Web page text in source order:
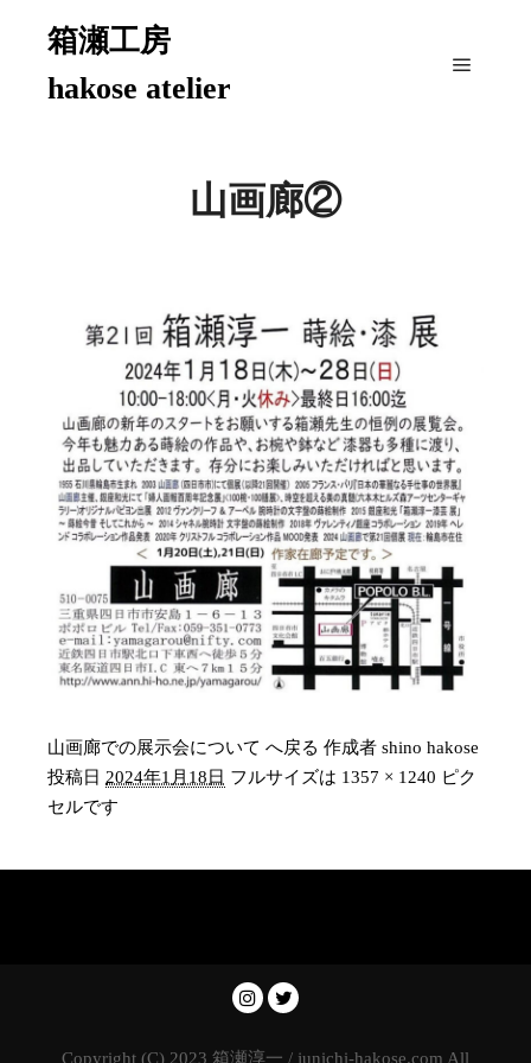
箱瀬工房
hakose atelier
山画廊②
山画廊での展示会について へ戻る 作成者 shino hakose
投稿日 2024年1月18日 フルサイズは 1357 × 1240 ピク
セルです
Copyright (C) 2023 箱瀬淳一 / junichi-hakose.com All